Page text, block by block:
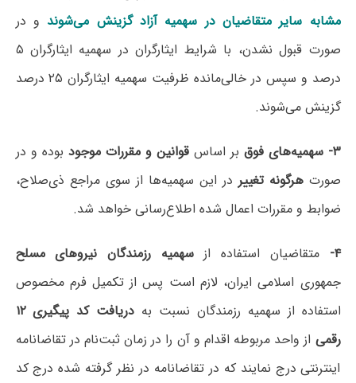
مشابه سایر متقاضیان در سهمیه آزاد گزینش می‌شوند و در
صورت قبول نشدن، با شرایط ایثارگران در سهمیه ایثارگران ۵
درصد و سپس در خالی‌مانده ظرفیت سهمیه ایثارگران ۲۵ درصد
گزینش می‌شوند.
۳- سهمیه‌های فوق بر اساسقوانین و مقررات موجود بوده و در
صورتهرگونه تغییر در این سهمیه‌ها از سوی مراجع ذی‌صلاح،
ضوابط و مقررات اعمال شده اطلاع‌رسانی خواهد شد.
۴- متقاضیان استفاده ازسهمیه رزمندگان نیروهای مسلح
جمهوری اسلامی ایران، لازم است پس از تکمیل فرم مخصوص
استفاده از سهمیه رزمندگان نسبت به
دریافت کد پیگیری ۱۲
رقمی از واحد مربوطه اقدام و آن را در زمان ثبت‌نام در تقاضانامه
اینترنتی درج نمایند که در تقاضانامه در نظر گرفته شده درج کد